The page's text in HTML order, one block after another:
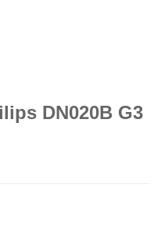
DN020B G3